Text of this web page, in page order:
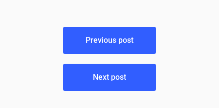
Навигация
Previous post
Next post